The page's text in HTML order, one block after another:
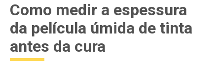
Como medir a espessura
da película úmida de tinta
antes da cura